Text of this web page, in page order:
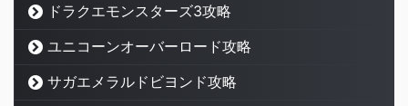
ドラクエモンスターズ3攻略
ユニコーンオーバーロード攻略
サガエメラルドビヨンド攻略